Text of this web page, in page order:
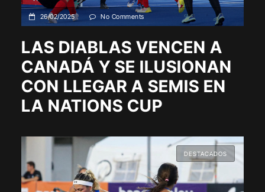
26/02/2025 No Comments
LAS DIABLAS VENCEN A
CANADÁ Y SE ILUSIONAN
CON LLEGAR A SEMIS EN
LA NATIONS CUP
DESTACADOS